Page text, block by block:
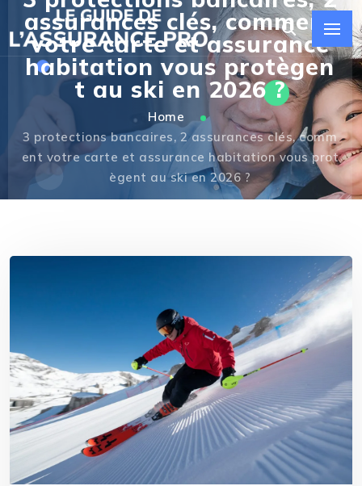
assurances clés, comment
votre carte et assurance
habitation vous protègen
t au ski en 2026 ?
Home
3 protections bancaires, 2 assurances clés, comm
ent votre carte et assurance habitation vous prot
ègent au ski en 2026 ?